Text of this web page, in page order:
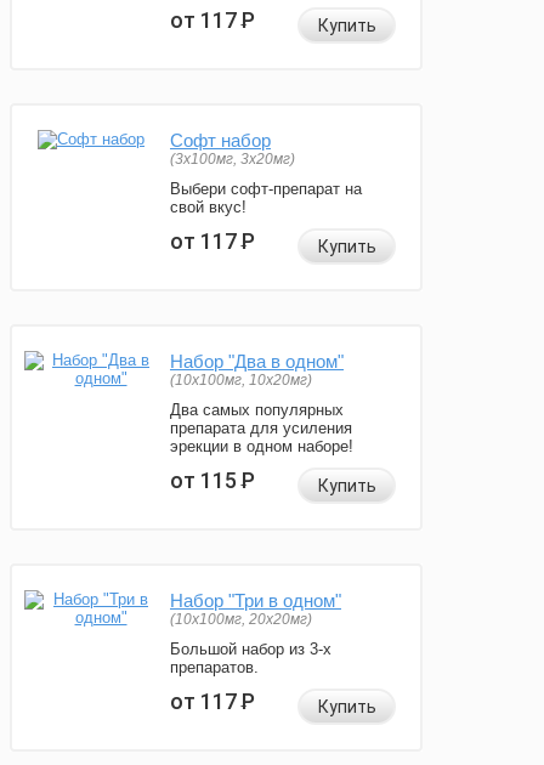
от 117Р Купить
Софт набор
(3x100мг, 3x20мг)
Выбери софт-препарат на
свой вкус!
от 117Р Купить
Набор "Два в одном"
(10x100мг, 10x20мг)
Два самых популярных
препарата для усиления
эрекции в одном наборе!
от 115Р Купить
Набор "Три в одном"
(10x100мг, 20x20мг)
Большой набор из 3-х
препаратов.
от 117Р Купить